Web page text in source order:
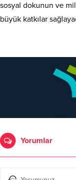
sosyal dokunun ve
büyük katkılar
Yorumlar